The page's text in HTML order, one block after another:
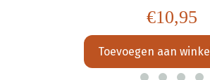
€10,95
Toevoegen aan